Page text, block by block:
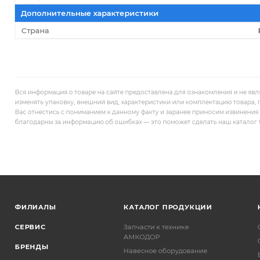
Дополнительные характеристики
Страна
Вся информация о товаре на сайте предоставлена для ознакомления и не
изменять упаковку, внешний вид, характеристики или комплектацию
Вас отнестись с пониманием к данному факту и заранее приносим
благодарны за информацию об ошибках — это поможет сделать наш каталог
ФИЛИАЛЫ
СЕРВИС
БРЕНДЫ
КАТАЛОГ ПРОДУКЦИИ
Запчасти к технике
АМКОДОР
Навесное оборудование